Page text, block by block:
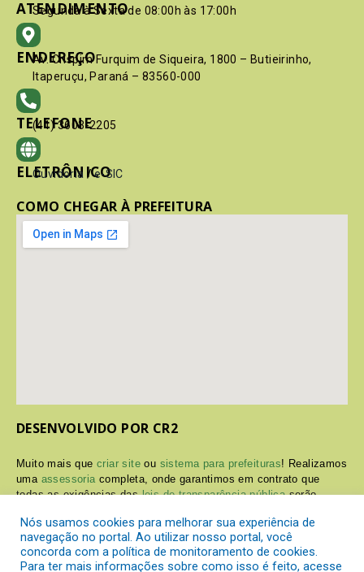
ATENDIMENTO
Segunda à Sexta de 08:00h às 17:00h
ENDEREÇO
Av. Crispim Furquim de Siqueira, 1800 – Butieirinho,
Itaperuçu, Paraná – 83560-000
TELEFONE
(41) 3603-2205
ELETRÔNICO
Ouvidoria / e-SIC
COMO CHEGAR À PREFEITURA
DESENVOLVIDO POR CR2
Muito mais quecriar site ou sistema para prefeituras! Realizamos
uma assessoria completa, onde garantimos em contrato que
todas as exigências dasleis de transparência públicaserão
Conheça oPNTPe oRadar da Transparência Pública
Nós usamos cookies para melhorar sua experiência de
navegação no portal. Ao utilizar nosso portal, você
concorda com a política de monitoramento de cookies.
Para ter mais informações sobre como isso é feito, acesse